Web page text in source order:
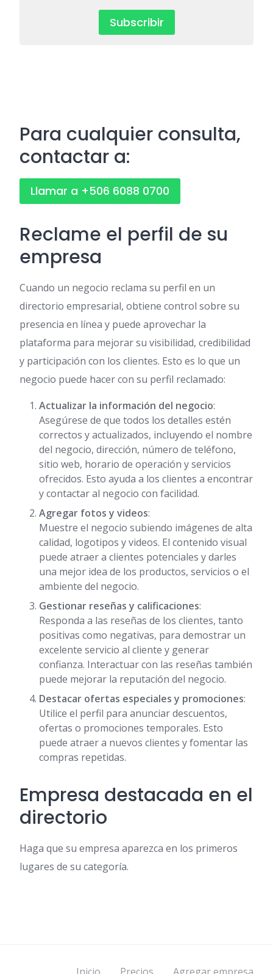
Subscribir
Para cualquier consulta,
contactar a:
Llamar a +506 6088 0700
Reclame el perfil de su
empresa
Cuando un negocio reclama su perfil en un
directorio empresarial, obtiene control sobre su
presencia en línea y puede aprovechar la
plataforma para mejorar su visibilidad, credibilidad
y participación con los clientes. Esto es lo que un
negocio puede hacer con su perfil reclamado:
Actualizar la información del negocio:
Asegúrese de que todos los detalles estén
correctos y actualizados, incluyendo el nombre
del negocio, dirección, número de teléfono,
sitio web, horario de operación y servicios
ofrecidos. Esto ayuda a los clientes a encontrar
y contactar al negocio con facilidad.
Agregar fotos y videos:
Muestre el negocio subiendo imágenes de alta
calidad, logotipos y videos. El contenido visual
puede atraer a clientes potenciales y darles
una mejor idea de los productos, servicios o el
ambiente del negocio.
Gestionar reseñas y calificaciones:
Responda a las reseñas de los clientes, tanto
positivas como negativas, para demostrar un
excelente servicio al cliente y generar
confianza. Interactuar con las reseñas también
puede mejorar la reputación del negocio.
Destacar ofertas especiales y promociones:
Utilice el perfil para anunciar descuentos,
ofertas o promociones temporales. Esto
puede atraer a nuevos clientes y fomentar las
compras repetidas.
Empresa destacada en el
directorio
Haga que su empresa aparezca en los primeros
lugares de su categoría.